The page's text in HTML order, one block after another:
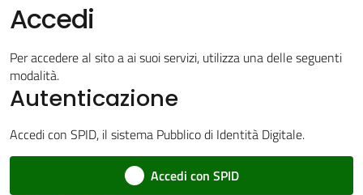
Servizi
Menu selezionato
Mordano
Accedi
Per accedere al sito a ai suoi servizi, utilizza una delle seguenti
modalità.
Autenticazione
Accedi con SPID, il sistema Pubblico di Identità Digitale.
Accedi con SPID